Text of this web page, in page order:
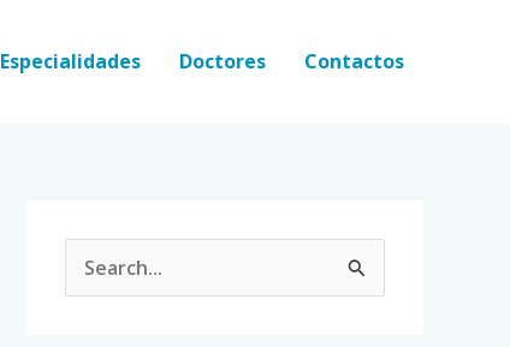
Especialidades Doctores Contactos